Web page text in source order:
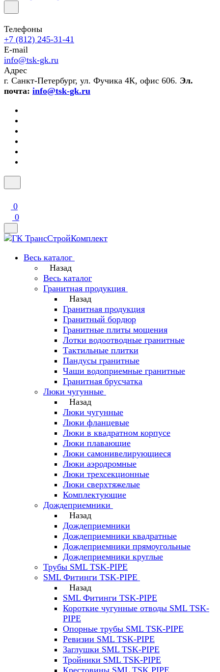
Телефоны
+7 (812) 245-31-41
E-mail
info@tsk-gk.ru
Адрес
г. Санкт-Петербург, ул. Фучика 4К, офис 606. Эл.
почта: info@tsk-gk.ru
0
0
Весь каталог
Назад
Весь каталог
Гранитная продукция
Назад
Гранитная продукция
Гранитный бордюр
Гранитные плиты мощения
Лотки водоотводные гранитные
Тактильные плитки
Пандусы гранитные
Чаши водоприемные гранитные
Гранитная брусчатка
Люки чугунные
Назад
Люки чугунные
Люки фланцевые
Люки в квадратном корпусе
Люки плавающие
Люки самонивелирующиеся
Люки аэродромные
Люки трехсекционные
Люки сверхтяжелые
Комплектующие
Дождеприемники
Назад
Дождеприемники
Дождеприемники квадратные
Дождеприемники прямоугольные
Дождеприемники круглые
Трубы SML TSK-PIPE
SML Фитинги TSK-PIPE
Назад
SML Фитинги TSK-PIPE
Короткие чугунные отводы SML TSK-
PIPE
Опорные трубы SML TSK-PIPE
Ревизии SML TSK-PIPE
Заглушки SML TSK-PIPE
Тройники SML TSK-PIPE
Крестовины SML TSK PIPE